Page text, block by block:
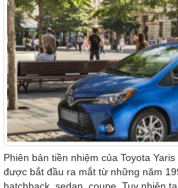
Phiên bản tiền nhiệm của Toyota
được bắt đầu ra mắt từ những năm